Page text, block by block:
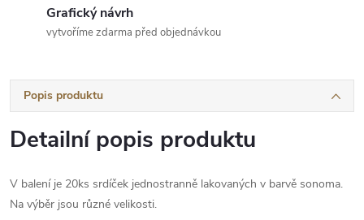
Grafický návrh
vytvoříme zdarma před objednávkou
Popis produktu
Detailní popis produktu
V balení je 20ks srdíček jednostranně lakovaných v barvě sonoma.
Na výběr jsou různé velikosti.